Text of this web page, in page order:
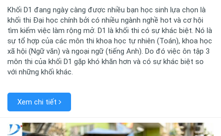
Khối D1 đang ngày càng được nhiều bạn học sinh lựa chọn là
khối thi Đại học chính bởi có nhiều ngành nghề hot và cơ hội
tìm kiếm việc làm rộng mở. D1 là khối thi có sự khác biệt. Nó là
sự tổ hợp của các môn thi khoa học tự nhiên (Toán), khoa học
xã hội (Ngữ văn) và ngoại ngữ (tiếng Anh). Do đó việc ôn tập 3
môn thi của khối D1 gặp khó khăn hơn và có sự khác biệt so
với những khối khác.
Xem chi tiết